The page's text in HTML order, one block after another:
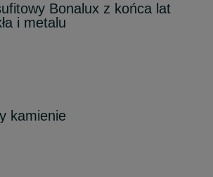
Bonalux z końca lat
i metalu
kamienie